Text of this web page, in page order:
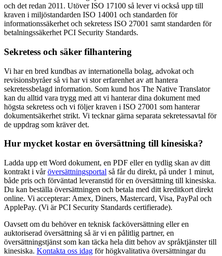
och det redan 2011. Utöver ISO 17100 så lever vi också upp till
kraven i miljöstandarden ISO 14001 och standarden för
informationssäkerhet och sekretess ISO 27001 samt standarden för
betalningssäkerhet PCI Security Standards.
Sekretess och säker filhantering
Vi har en bred kundbas av internationella bolag, advokat och
revisionsbyråer så vi har vi stor erfarenhet av att hantera
sekretessbelagd information. Som kund hos The Native Translator
kan du alltid vara trygg med att vi hanterar dina dokument med
högsta sekretess och vi följer kraven i ISO 27001 som hanterar
dokumentsäkerhet strikt. Vi tecknar gärna separata sekretessavtal för
de uppdrag som kräver det.
Hur mycket kostar en översättning till kinesiska?
Ladda upp ett Word dokument, en PDF eller en tydlig skan av ditt
kontrakt i våröversättningsportal så får du direkt, på under 1 minut,
både pris och förväntad leveranstid för en översättning till kinesiska.
Du kan beställa översättningen och betala med ditt kreditkort direkt
online. Vi accepterar: Amex, Diners, Mastercard, Visa, PayPal och
ApplePay. (Vi är PCI Security Standards certifierade).
Oavsett om du behöver en teknisk facköversättning eller en
auktoriserad översättning så är vi en pålitlig partner, en
översättningstjänst som kan täcka hela ditt behov av språktjänster till
kinesiska. Kontakta oss idag för högkvalitativa översättningar du